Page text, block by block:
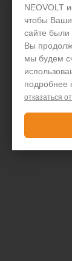
NEOVOLT
чтобы
сайте
Вы
мы будем
подробнее
отказаться